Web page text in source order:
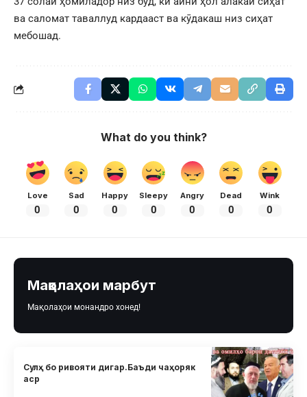
ва саломат таваллуд кардааст ва кӯдакаш низ сиҳат
мебошад.
What do you think?
Love
0
Sad
0
Happy
0
Sleepy
0
Angry
0
Dead
0
Wink
0
Мақолаҳои марбут
Мақолаҳои монандро хонед!
Сулҳ бо ривояти дигар.Баъди чаҳоряк
аср